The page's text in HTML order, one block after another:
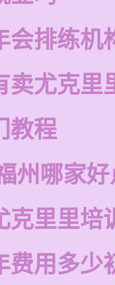
会排练机
卖尤克里
教程
州哪家
克里里培
费用多少